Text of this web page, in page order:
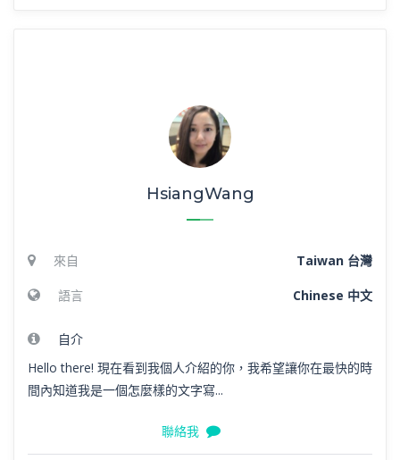
HsiangWang
來自 Taiwan 台灣
語言 Chinese 中文
自介
Hello there! 現在看到我個人介紹的你，我希望讓你在最快的時
間內知道我是一個怎麼樣的文字寫...
聯絡我